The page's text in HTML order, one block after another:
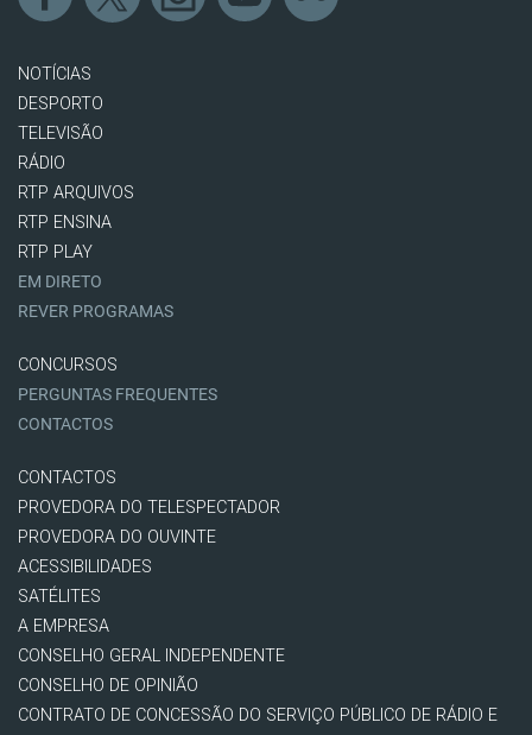
NOTÍCIAS
DESPORTO
TELEVISÃO
RÁDIO
RTP ARQUIVOS
RTP ENSINA
RTP PLAY
EM DIRETO
REVER PROGRAMAS
CONCURSOS
PERGUNTAS FREQUENTES
CONTACTOS
CONTACTOS
PROVEDORA DO TELESPECTADOR
PROVEDORA DO OUVINTE
ACESSIBILIDADES
SATÉLITES
A EMPRESA
CONSELHO GERAL INDEPENDENTE
CONSELHO DE OPINIÃO
CONTRATO DE CONCESSÃO DO SERVIÇO PÚBLICO DE RÁDIO E